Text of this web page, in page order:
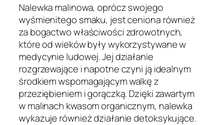
Nalewka malinowa, oprócz swojego
wyśmienitego smaku, jest ceniona również
za bogactwo właściwości zdrowotnych,
które od wieków były wykorzystywane w
medycynie ludowej. Jej działanie
rozgrzewające i napotne czyni ją idealnym
środkiem wspomagającym walkę z
przeziębieniem i gorączką. Dzięki zawartym
w malinach kwasom organicznym, nalewka
wykazuje również działanie detoksykujące.